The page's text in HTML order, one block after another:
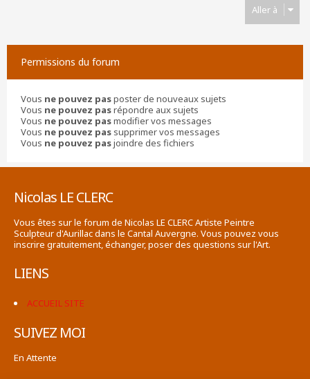
Aller à
Permissions du forum
Vous ne pouvez pasposter de nouveaux sujets
Vous ne pouvez pasrépondre aux sujets
Vous ne pouvez pasmodifier vos messages
Vous ne pouvez pas supprimer vos messages
Vous ne pouvez pasjoindre des fichiers
Nicolas LE CLERC
Vous êtes sur le forum de Nicolas LE CLERC Artiste Peintre
Sculpteur d'Aurillac dans le Cantal Auvergne. Vous pouvez vous
inscrire gratuitement, échanger, poser des questions sur l'Art.
LIENS
ACCUEIL SITE
SUIVEZ MOI
En Attente